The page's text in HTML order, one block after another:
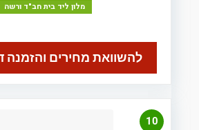
מלון ליד בית חב"ד ורשה
להשוואת מחירים והזמנה
10